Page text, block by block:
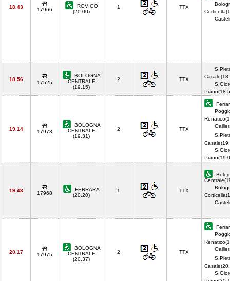
18.43 17966
ROVIGO
(20.00)
1 TTX
18.56
17525
BOLOGNA
CENTRALE
(19.15)
2 TTX
19.14 17973
BOLOGNA
CENTRALE
(19.31)
2 TTX
19.43 17968
FERRARA
(20.20)
1 TTX
20.17 17975
BOLOGNA
CENTRALE
(20.37)
2 TTX